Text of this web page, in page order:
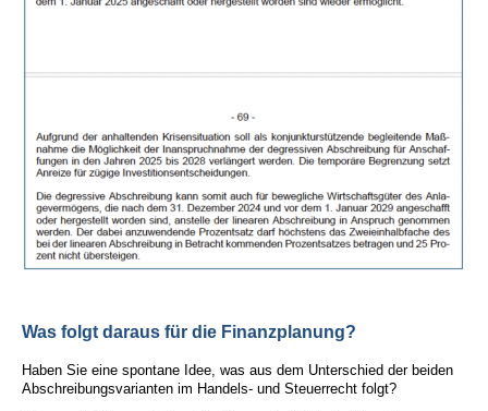
Was folgt daraus für die Finanzplanung?
Haben Sie eine spontane Idee, was aus dem Unterschied der beiden
Abschreibungsvarianten im Handels- und Steuerrecht folgt?